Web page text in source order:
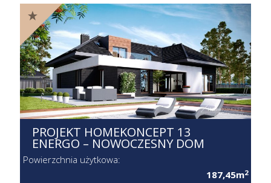
PROJEKT HOMEKONCEPT 13
ENERGO – NOWOCZESNY DOM
Powierzchnia użytkowa:
187,45m2